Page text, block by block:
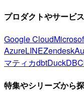
プロダクトやサービ
Google Cloud
AzureLINEZendesk
マティカdbtDuckDB
特集やシリーズから